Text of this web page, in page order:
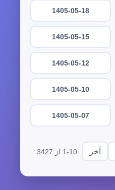
1405-05-18
1405-05-15
1405-05-12
1405-05-10
1405-05-07
آخر 1-10 از 3427